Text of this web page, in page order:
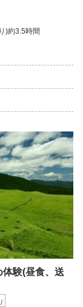
)約3.5時間
体験(昼食、送